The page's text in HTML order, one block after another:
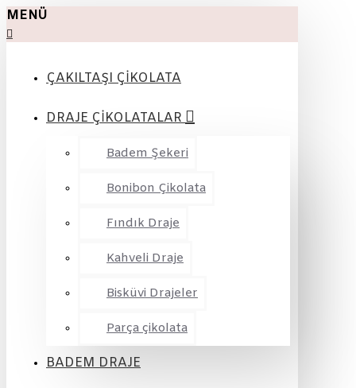
MENÜ
ÇAKILTAŞI ÇİKOLATA
DRAJE ÇİKOLATALAR
Badem Şekeri
Bonibon Çikolata
Fındık Draje
Kahveli Draje
Bisküvi Drajeler
Parça çikolata
BADEM DRAJE